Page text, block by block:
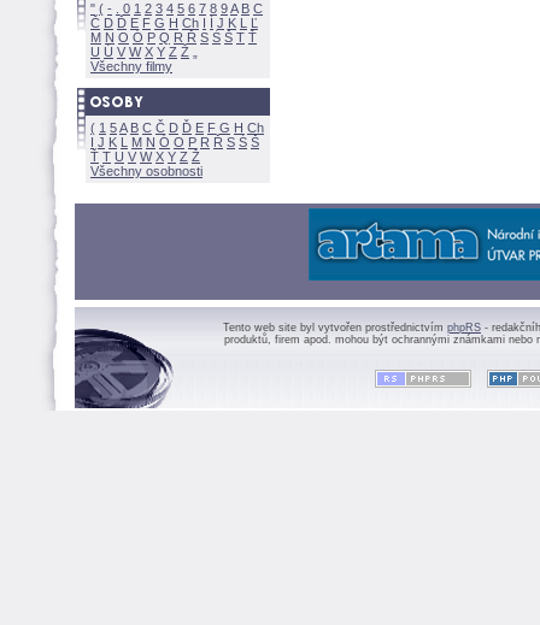
" ( - 0 1 2 3 4 5 6 7 8 9A B C
Č D Ď E F G H Ch I Í J K L
Ľ
M N O Ó P Q R Ř S Ś T Ť
U Ú V W X Y Z
Všechny filmy
( 1 5A B C Č D Ď E F G H Ch
I J K L M N Ó O P R Ř S Ś
Ť T U V W X Y Z
Všechny osobnosti
Tento web site byl vytvořen prostřednictvím phpRS -
produktů, firem apod. mohou být ochrannými známkami